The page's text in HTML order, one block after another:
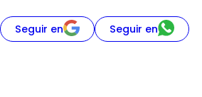
Seguir en Seguir en